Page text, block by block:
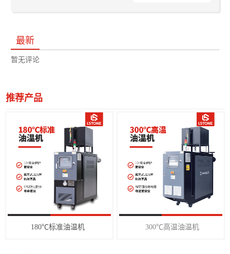
最新
暂无评论
推荐产品
180℃标准油温机 300℃高温油温机